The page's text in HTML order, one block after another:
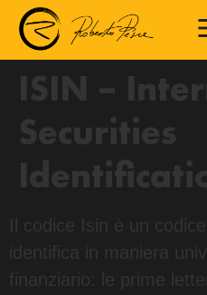
ISIN –
Securities
Il codice Isin è un
identifica in maniera
finanziario: le prime